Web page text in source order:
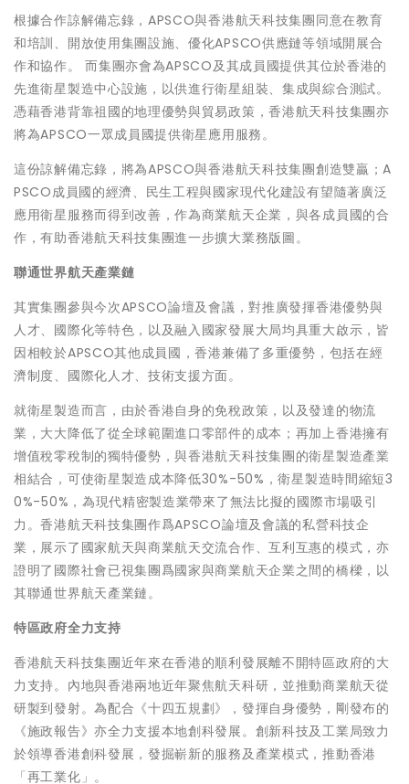
根據合作諒解備忘錄，APSCO與香港航天科技集團同意在教育
和培訓、開放使用集團設施、優化APSCO供應鏈等領域開展合
作和協作。 而集團亦會為APSCO及其成員國提供其位於香港的
先進衛星製造中心設施，以供進行衛星組裝、集成與綜合測試。
憑藉香港背靠祖國的地理優勢與貿易政策，香港航天科技集團亦
將為APSCO一眾成員國提供衛星應用服務。
這份諒解備忘錄，將為APSCO與香港航天科技集團創造雙贏；A
PSCO成員國的經濟、民生工程與國家現代化建設有望隨著廣泛
應用衛星服務而得到改善，作為商業航天企業，與各成員國的合
作，有助香港航天科技集團進一步擴大業務版圖。
聯通世界航天產業鏈
其實集團參與今次APSCO論壇及會議，對推廣發揮香港優勢與
人才、國際化等特色，以及融入國家發展大局均具重大啟示，皆
因相較於APSCO其他成員國，香港兼備了多重優勢，包括在經
濟制度、國際化人才、技術支援方面。
就衛星製造而言，由於香港自身的免稅政策，以及發達的物流
業，大大降低了從全球範圍進口零部件的成本；再加上香港擁有
增值稅零稅制的獨特優勢，與香港航天科技集團的衛星製造產業
相結合，可使衛星製造成本降低30%-50%，衛星製造時間縮短3
0%-50%，為現代精密製造業帶來了無法比擬的國際市場吸引
力。香港航天科技集團作爲APSCO論壇及會議的私營科技企
業，展示了國家航天與商業航天交流合作、互利互惠的模式，亦
證明了國際社會已視集團爲國家與商業航天企業之間的橋樑，以
其聯通世界航天產業鏈。
特區政府全力支持
香港航天科技集團近年來在香港的順利發展離不開特區政府的大
力支持。內地與香港兩地近年聚焦航天科研，並推動商業航天從
研製到發射。為配合《十四五規劃》，發揮自身優勢，剛發布的
《施政報告》亦全力支援本地創科發展。創新科技及工業局致力
於領導香港創科發展，發掘嶄新的服務及產業模式，推動香港
「再工業化」。